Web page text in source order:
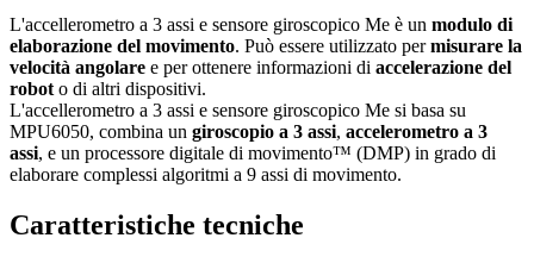
L'accellerometro a 3 assi e sensore giroscopico Me è un modulo di
elaborazione del movimento. Può essere utilizzato permisurare la
velocità angolare e per ottenere informazioni di accelerazione del
robot o di altri dispositivi.
L'accellerometro a 3 assi e sensore giroscopico Me si basa su
MPU6050, combina un giroscopio a 3 assi, accelerometro a 3
assi, e un processore digitale di movimento™ (DMP) in grado di
elaborare complessi algoritmi a 9 assi di movimento.
Caratteristiche tecniche